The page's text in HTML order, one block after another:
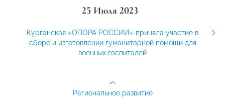
25 Июля 2023
Курганская «ОПОРА РОССИИ» приняла участие в
сборе и изготовлении гуманитарной помощи для
военных госпиталей
Региональное развитие